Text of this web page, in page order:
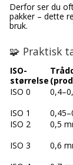
Derfor ser du
pakker – dette
bruk.
🧩 Praktisk
ISO-
størrelse
ISO 0
ISO 1
ISO 2
0,5
ISO 3
0,6